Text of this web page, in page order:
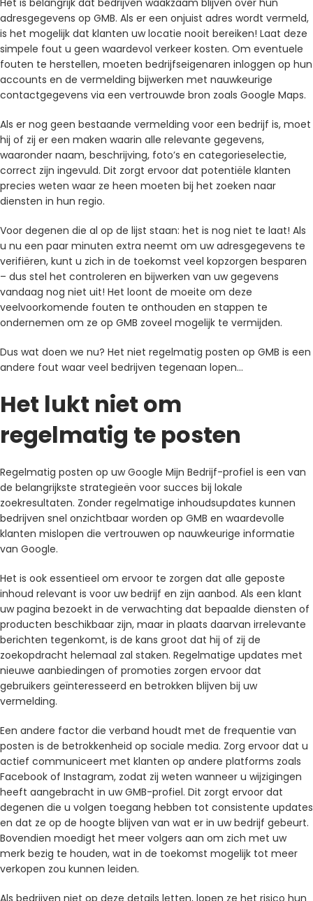
adresgegevens op GMB. Als er een onjuist adres wordt vermeld,
is het mogelijk dat klanten uw locatie nooit bereiken! Laat deze
simpele fout u geen waardevol verkeer kosten. Om eventuele
fouten te herstellen, moeten bedrijfseigenaren inloggen op hun
accounts en de vermelding bijwerken met nauwkeurige
contactgegevens via een vertrouwde bron zoals Google Maps.
Als er nog geen bestaande vermelding voor een bedrijf is, moet
hij of zij er een maken waarin alle relevante gegevens,
waaronder naam, beschrijving, foto’s en categorieselectie,
correct zijn ingevuld. Dit zorgt ervoor dat potentiële klanten
precies weten waar ze heen moeten bij het zoeken naar
diensten in hun regio.
Voor degenen die al op de lijst staan: het is nog niet te laat! Als
u nu een paar minuten extra neemt om uw adresgegevens te
verifiëren, kunt u zich in de toekomst veel kopzorgen besparen
– dus stel het controleren en bijwerken van uw gegevens
vandaag nog niet uit! Het loont de moeite om deze
veelvoorkomende fouten te onthouden en stappen te
ondernemen om ze op GMB zoveel mogelijk te vermijden.
Dus wat doen we nu? Het niet regelmatig posten op GMB is een
andere fout waar veel bedrijven tegenaan lopen…
Het lukt niet om
regelmatig te posten
Regelmatig posten op uw Google Mijn Bedrijf-profiel is een van
de belangrijkste strategieën voor succes bij lokale
zoekresultaten. Zonder regelmatige inhoudsupdates kunnen
bedrijven snel onzichtbaar worden op GMB en waardevolle
klanten mislopen die vertrouwen op nauwkeurige informatie
van Google.
Het is ook essentieel om ervoor te zorgen dat alle geposte
inhoud relevant is voor uw bedrijf en zijn aanbod. Als een klant
uw pagina bezoekt in de verwachting dat bepaalde diensten of
producten beschikbaar zijn, maar in plaats daarvan irrelevante
berichten tegenkomt, is de kans groot dat hij of zij de
zoekopdracht helemaal zal staken. Regelmatige updates met
nieuwe aanbiedingen of promoties zorgen ervoor dat
gebruikers geïnteresseerd en betrokken blijven bij uw
vermelding.
Een andere factor die verband houdt met de frequentie van
posten is de betrokkenheid op sociale media. Zorg ervoor dat u
actief communiceert met klanten op andere platforms zoals
Facebook of Instagram, zodat zij weten wanneer u wijzigingen
heeft aangebracht in uw GMB-profiel. Dit zorgt ervoor dat
degenen die u volgen toegang hebben tot consistente updates
en dat ze op de hoogte blijven van wat er in uw bedrijf gebeurt.
Bovendien moedigt het meer volgers aan om zich met uw
merk bezig te houden, wat in de toekomst mogelijk tot meer
verkopen zou kunnen leiden.
Als bedrijven niet op deze details letten, lopen ze het risico hun